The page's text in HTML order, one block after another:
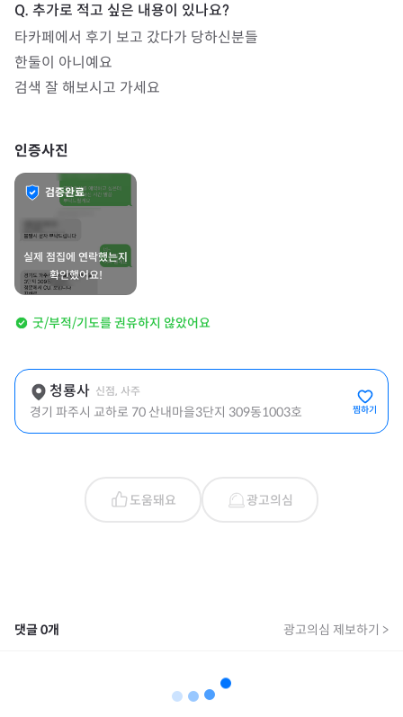
타카페에서 후기 보고 갔다가 당하신분들
한둘이 아니예요
검색 잘 해보시고 가세요
인증사진
검증완료
실제 점집에 연락했는지
확인했어요!
굿/부적/기도를 권유하지 않았어요
청룡사 신점, 사주
경기 파주시 교하로 70 산내마을3단지 309동1003호 찜하기
도움돼요 광고의심
댓글0개 광고의심 제보하기 >